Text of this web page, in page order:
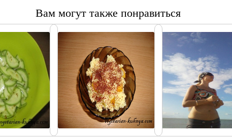
Вам могут также понравиться